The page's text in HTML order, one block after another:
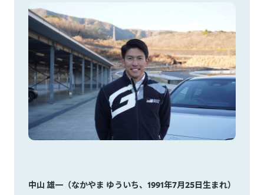
中山 雄一（なかやま ゆういち、1991年7月25日生まれ）